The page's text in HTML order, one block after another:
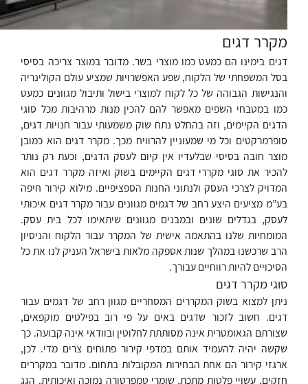
מקרר דגים
דגים בימינו הם כמעט כמו מוצרי בשר. מדובר במוצר צריכה בסיסי
בסל המשפחתי של הלקוח, שפע האפשרויות שמציע עולם הקולינריה
והנגישות הגבוהה של כל לקוח למוצרי בישול ותיבול מגוונים כמעט
כמו במטבחי השפים מאפשר להם להכין מנות מרהיבות מכל סוגי
הדגים הקיימים, וזה בהחלט נתח שוק משמעותי עבור חנויות דגים,
סופרמרקטים וכל מי שמעוניין להרוויח מכך. מקרר דגים הוא כמובן
מוצר חובה בסיסי שבלעדיו אין קיום לעסק הדגים, וכעת רק נותר
להכיר את סוגי מקררי דגים הקיימים בשוק ואיזה מקרר דגים הוא
המדויק לצרכי העסק ולנתוני החנות הספציפיים. מילוא קירור חיפה
בע”מ מציעים היצע רחב של דגמים מגוונים עבור מקרר דגים איכותי
לעסק, בגדלים שונים ובמבנים מגוונים שיתאימו לכל בית עסק.
המומחיות שלנו בהתאמה אישית של המקרר עבור הלקוח והניסיון
הרב שרכשנו במהלך שנות אספקה מלאות בישראל העניק לנו את כל
הסיכויים להיות רווחיים עבורך.
סוגי מקרר דגים
ניתן למצוא בשוק המקררים המסחריים מגוון רחב של דגמים עבור
דגים. חשוב לזכור שדגים באים על פי רוב בפילטים מוקפאים,
שצורתם הגאומטרית אינה מסותתת לחלוטין ובוודאי אינה קבועה. כך
שקשה יהיה להעמיד אותם במדפי קירור פתוחים צרים מדי. לכן,
ארגזי קירור הם אחת הבחירות המקובלות בתחום. מדובר במקררים
חזקים, עשויי פלטות מתכת, שומרי טמפרטורה נמוכה ואיכותית. הגג